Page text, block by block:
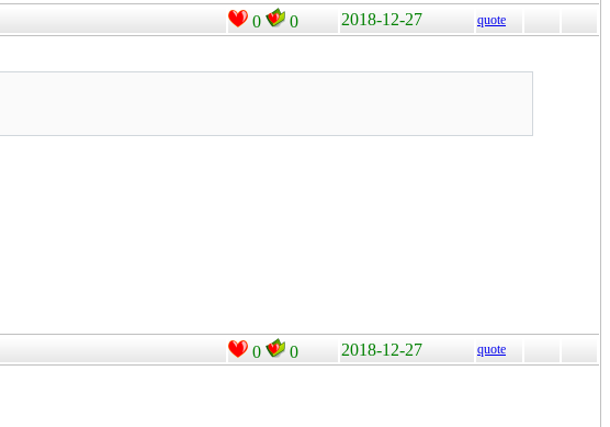
0 0 2018-12-27 quote
0 0 2018-12-27 quote